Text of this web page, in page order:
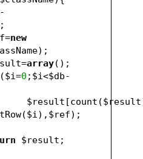
-
=new
);
=array();
($i=0 ; $i<$db-
$result [count($result
$i), $ref);
$result